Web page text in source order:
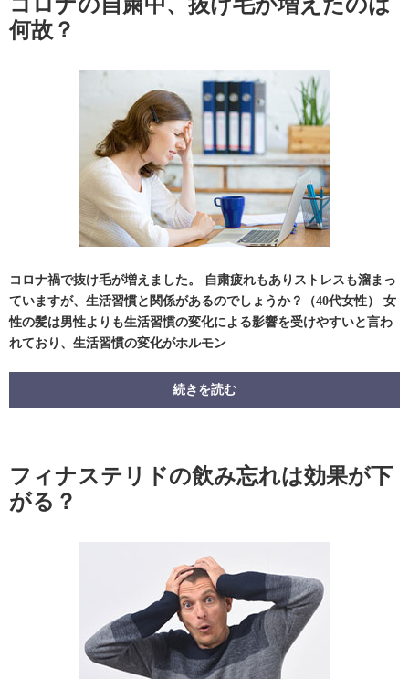
コロナの自粛中、抜け毛が増えたのは
何故？
コロナ禍で抜け毛が増えました。 自粛疲れもありストレスも溜まっ
ていますが、生活習慣と関係があるのでしょうか？（40代女性） 女
性の髪は男性よりも生活習慣の変化による影響を受けやすいと言わ
れており、生活習慣の変化がホルモン
続きを読む
フィナステリドの飲み忘れは効果が下
がる？